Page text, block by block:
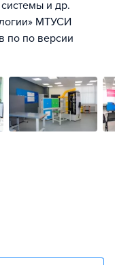
и др.
МТУСИ
по по версии